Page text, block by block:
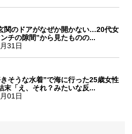
関のドアがなぜか開かない…20代女
チの隙間”から見たものの...
31日
そうな水着”で海に行った25歳女性
末「え、それ？みたいな反...
01日